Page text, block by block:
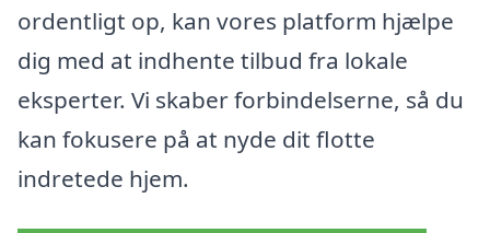
ordentligt op, kan vores platform hjælpe
dig med at indhente tilbud fra lokale
eksperter. Vi skaber forbindelserne, så du
kan fokusere på at nyde dit flotte
indretede hjem.